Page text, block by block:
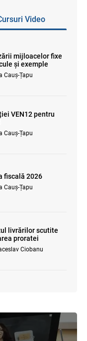
Video
mijloacelor fixe
și exemple
Cauș-Țapu
VEN12 pentru
Cauș-Țapu
fiscală 2026
Cauș-Țapu
livrărilor scutite
proratei
Ciobanu